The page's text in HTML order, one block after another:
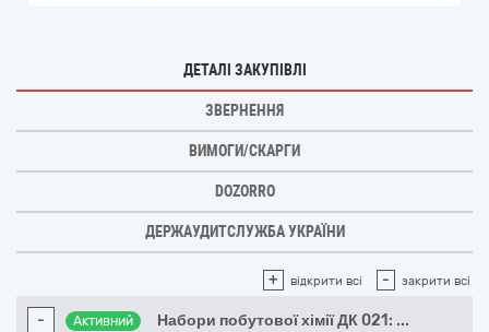
ДЕТАЛІ ЗАКУПІВЛІ
ЗВЕРНЕННЯ
ВИМОГИ/СКАРГИ
DOZORRO
ДЕРЖАУДИТСЛУЖБА УКРАЇНИ
+ відкрити всі - закрити всі
- Активний Набори побутової хімії ДК 021: ...